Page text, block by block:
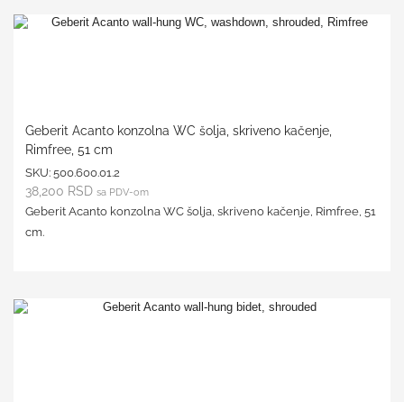
Geberit Acanto konzolna WC šolja, skriveno kačenje,
Rimfree, 51 cm
SKU: 500.600.01.2
38,200 RSD sa PDV-om
Geberit Acanto konzolna WC šolja, skriveno kačenje, Rimfree, 51
cm.